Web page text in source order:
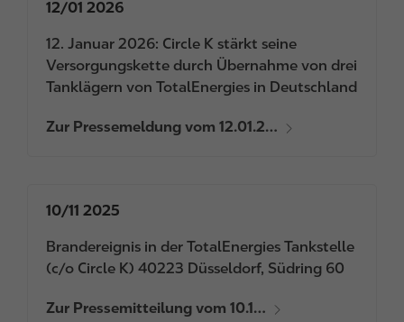
12/01 2026
12. Januar 2026: Circle K stärkt seine
Versorgungskette durch Übernahme von drei
Tanklägern von TotalEnergies in Deutschland
Zur Pressemeldung vom 12.01.2…
10/11 2025
Brandereignis in der TotalEnergies Tankstelle
(c/o Circle K) 40223 Düsseldorf, Südring 60
Zur Pressemitteilung vom 10.1…